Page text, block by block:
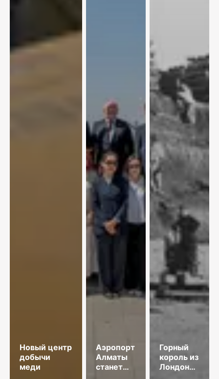
Новый центр
добычи
меди
Аэропорт
Алматы
станет
Горный
король из
Лондона